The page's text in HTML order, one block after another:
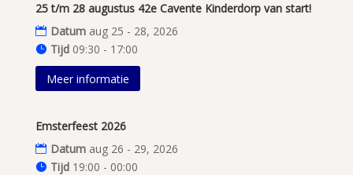
25 t/m 28 augustus 42e Cavente Kinderdorp van start!
Datum aug 25 - 28, 2026
Tijd 09:30 - 17:00
Meer informatie
Emsterfeest 2026
Datum aug 26 - 29, 2026
Tijd 19:00 - 00:00